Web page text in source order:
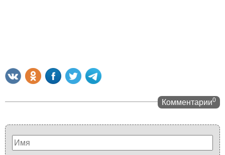
Комментарии0